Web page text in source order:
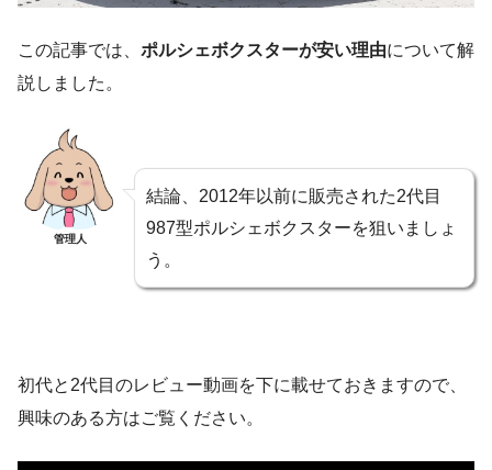
この記事では、 ポルシェボクスターが安い理由について解
説しました。
管理人
結論、2012年以前に販売された2代目
987型ポルシェボクスターを狙いましょ
う。
初代と2代目のレビュー動画を下に載せておきますので、
興味のある方はご覧ください。